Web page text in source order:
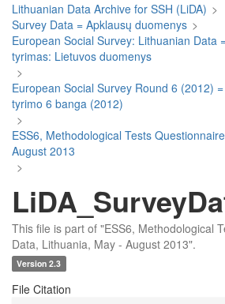
Lithuanian Data Archive for SSH (LiDA) >
Survey Data = Apklausų duomenys >
European Social Survey: Lithuanian Data
tyrimas: Lietuvos duomenys
>
European Social Survey Round 6 (2012)
tyrimo 6 banga (2012)
>
ESS6, Methodological Tests
August 2013
>
This file is part of "ESS6, Methodological
Data, Lithuania, May - August 2013".
Version 2.3
File Citation